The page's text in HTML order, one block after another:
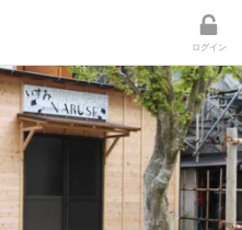
ログイン